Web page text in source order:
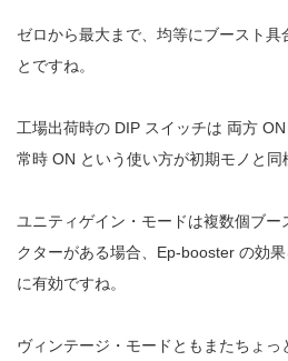
ゼロから最大まで、均等にブースト具
とですね。
工場出荷時の DIP スイッチは 両方
常時 ON という使い方が初期モノと同
ユニティゲイン・モードは複数個ブー
クターがある場合、Ep-booster の効
に有効ですね。
ヴィンテージ・モードともまたちょっ